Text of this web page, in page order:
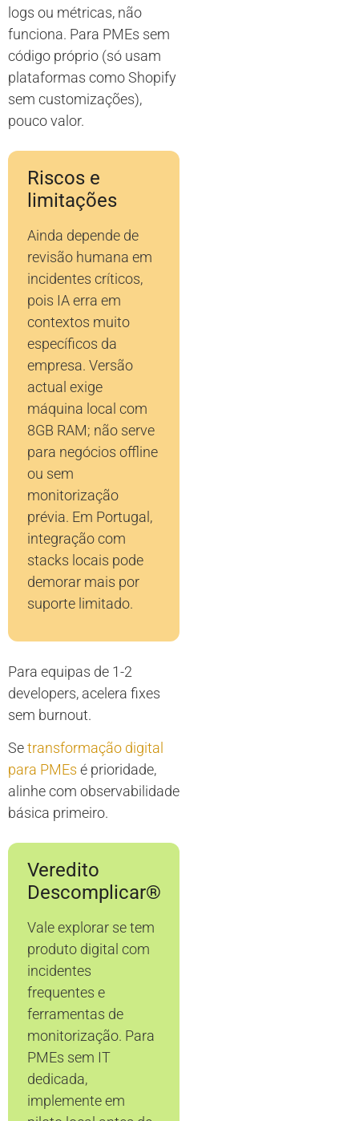
logs ou métricas, não
funciona. Para PMEs sem
código próprio (só usam
plataformas como Shopify
sem customizações),
pouco valor.
Riscos e
limitações
Ainda depende de
revisão humana em
incidentes críticos,
pois IA erra em
contextos muito
específicos da
empresa. Versão
actual exige
máquina local com
8GB RAM; não serve
para negócios offline
ou sem
monitorização
prévia. Em Portugal,
integração com
stacks locais pode
demorar mais por
suporte limitado.
Para equipas de 1-2
developers, acelera fixes
sem burnout.
Setransformação digital
para PMEs é prioridade,
alinhe com observabilidade
básica primeiro.
Veredito
Descomplicar®
Vale explorar se tem
produto digital com
incidentes
frequentes e
ferramentas de
monitorização. Para
PMEs sem IT
dedicada,
implemente em